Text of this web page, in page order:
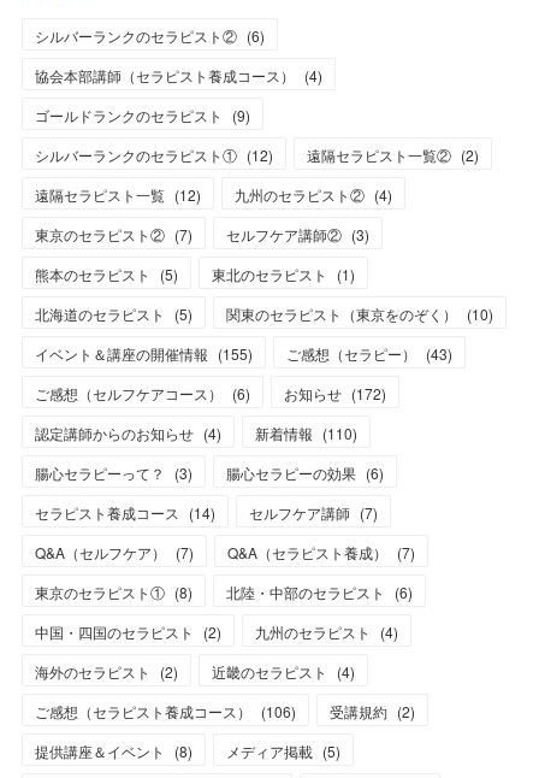
シルバーランクのセラピスト② (6)
協会本部講師（セラピスト養成コース）
(4)
ゴールドランクのセラピスト
(9)
シルバーランクのセラピスト① (12) 遠隔セラピスト一覧② (2)
遠隔セラピスト一覧 (12) 九州のセラピスト② (4)
東京のセラピスト② (7) セルフケア講師② (3)
熊本のセラピスト
(5) 東北のセラピスト (1)
北海道のセラピスト
(5) 関東のセラピスト（東京をのぞく） (10)
イベント＆講座の開催情報 (155) ご感想（セラピー） (43)
ご感想（セルフケアコース）
(6) お知らせ (172)
認定講師からのお知らせ (4) 新着情報 (110)
腸心セラピーって？
(3) 腸心セラピーの効果 (6)
セラピスト養成コース
(14) セルフケア講師 (7)
Q&A（セルフケア）
(7) Q&A（セラピスト養成） (7)
東京のセラピスト① (8) 北陸・中部のセラピスト (6)
中国・四国のセラピスト
(2) 九州のセラピスト (4)
海外のセラピスト
(2) 近畿のセラピスト (4)
ご感想（セラピスト養成コース）
(106) 受講規約 (2)
提供講座＆イベント
(8) メディア掲載 (5)